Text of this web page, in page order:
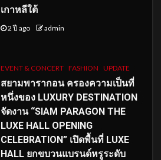
เกาหลีใต้
2 ปี ago admin
EVENT & CONCERT FASHION UPDATE
สยามพารากอน ครองความเป็นที่
หนึ่งของ LUXURY DESTINATION
จัดงาน “SIAM PARAGON THE
LUXE HALL OPENING
CELEBRATION” เปิดพื้นที่ LUXE
HALL ยกขบวนแบรนด์หรูระดับ